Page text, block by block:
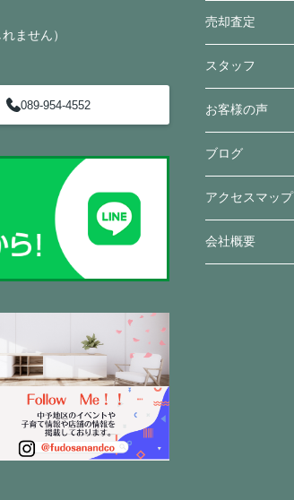
ません）
089-954-4552
売却査定
スタッフ
お客様の声
ブログ
アクセスマップ
会社概要